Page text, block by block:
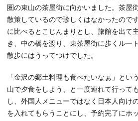
圏の東山の茶屋街に向かいました。茶屋
散策しているので珍しくはなかったので
に比べるとこじんまりとし、旅館を出て
き、中の橋を渡り、東茶屋街に歩くルー
散歩にはうってつけでした。
「金沢の郷土料理も食べたいなぁ」とい
山で夕食をしよう、と一度連れて行って
し、外国人メニューではなく日本人向け
を入れてもらうことにし、予約完了にホ